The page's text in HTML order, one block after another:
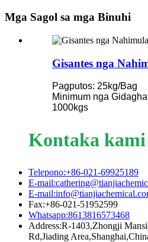
Mga Sagol sa mga Binuhi
Gisantes nga
Pagputos: 25kg/Bag
Minimum nga
1000kgs
Kontaka kami
Telepono:+86-021-69925189
E-
E-
Fax:+86-021-51952599
Whatsapp:8613816573468
Address:R-1403,Zhongji
Rd,Jiading